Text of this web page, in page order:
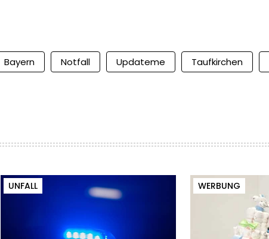
Bayern Notfall Updateme Taufkirchen
UNFALL WERBUNG